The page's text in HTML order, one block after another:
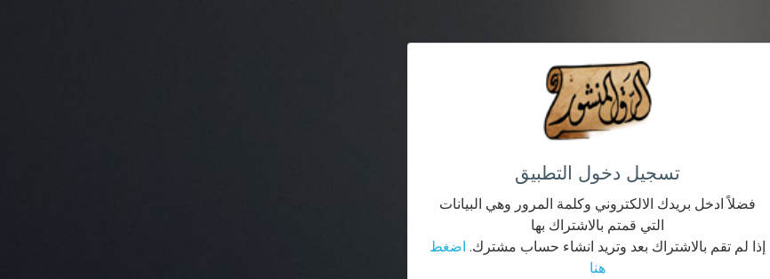
تسجيل دخول التطبيق
فضلاً ادخل بريدك الالكتروني وكلمة المرور وهي البيانات
التي قمتم بالاشتراك بها
إذا لم تقم بالاشتراك بعد وتريد انشاء حساب مشترك. اضغط
هنا